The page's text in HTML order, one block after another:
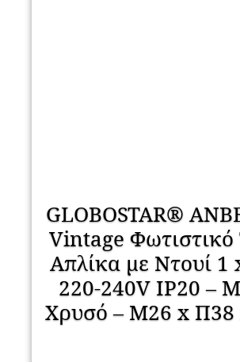
GLOBOSTAR®
Vintage Φωτιστικό
Απλίκα με Ντουί 1
220-240V IP20 –
Χρυσό – Μ26 x Π38